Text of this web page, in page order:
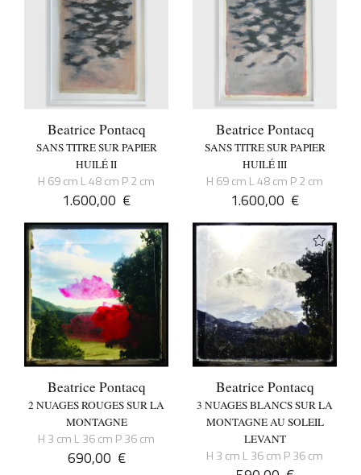
Beatrice Pontacq
SANS TITRE SUR PAPIER
HUILÉ II
H 69 cm L 48 cm P 2 cm
1.600,00 €
Beatrice Pontacq
SANS TITRE SUR PAPIER
HUILÉ III
H 69 cm L 48 cm P 2 cm
1.600,00 €
Beatrice Pontacq
2 NUAGES ROUGES SUR LA
MONTAGNE
H 3 cm L 36 cm P 36 cm
690,00 €
Beatrice Pontacq
3 NUAGES BLANCS SUR LA
MONTAGNE AU SOLEIL
LEVANT
H 3 cm L 36 cm P 36 cm